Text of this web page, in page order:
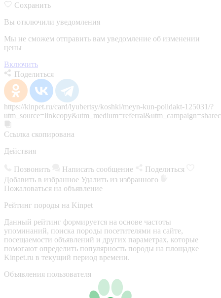
Сохранить
Вы отключили уведомления
Мы не сможем отправить вам уведомление об изменении
цены
Включить
Поделиться
https://kinpet.ru/card/lyubertsy/koshki/meyn-kun-polidakt-125031/?
Ссылка скопирована
Действия
Позвонить Написать сообщение
Поделиться
Добавить в избранное Удалить из избранного
Пожаловаться на объявление
Рейтинг породы на Kinpet
Данный рейтинг формируется на основе частоты
упоминаний, поиска породы посетителями на сайте,
посещаемости объявлений и других параметрах, которые
помогают определить популярность породы на площадке
Kinpet.ru в текущий период времени.
Объявления пользователя